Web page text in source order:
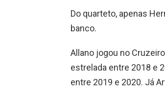
Do quarteto, apenas
banco.
Allano jogou no
estrelada entre 2018 e
entre 2019 e 2020. Já